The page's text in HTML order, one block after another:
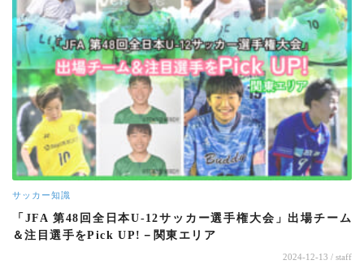
サッカー知識
「JFA 第48回全日本U-12サッカー選手権大会」出場チーム
＆注目選手をPick UP!－関東エリア
2024-12-13 / staff